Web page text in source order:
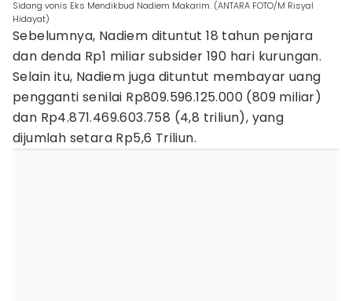
Sidang vonis Eks Mendikbud Nadiem Makarim. (ANTARA FOTO/M Risyal
Hidayat)
Sebelumnya, Nadiem dituntut 18 tahun penjara
dan denda Rp1 miliar subsider 190 hari kurungan.
Selain itu, Nadiem juga dituntut membayar uang
pengganti senilai Rp809.596.125.000 (809 miliar)
dan Rp4.871.469.603.758 (4,8 triliun), yang
dijumlah setara Rp5,6 Triliun.